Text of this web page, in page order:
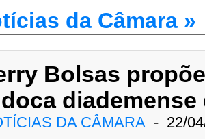
da Câmara »
Bolsas
diademense
DA CÂMARA - 22/